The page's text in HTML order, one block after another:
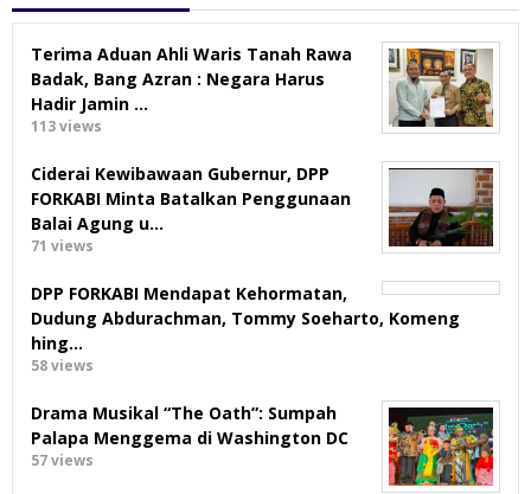
Terima Aduan Ahli Waris Tanah Rawa
Badak, Bang Azran : Negara Harus
Hadir Jamin …
113 views
Ciderai Kewibawaan Gubernur, DPP
FORKABI Minta Batalkan Penggunaan
Balai Agung u…
71 views
DPP FORKABI Mendapat Kehormatan,
Dudung Abdurachman, Tommy Soeharto, Komeng
hing…
58 views
Drama Musikal “The Oath”: Sumpah
Palapa Menggema di Washington DC
57 views